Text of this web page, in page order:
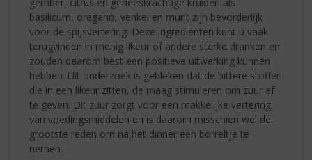
gember, citrus en geneeskrachtige kruiden als
basilicum, oregano, venkel en munt zijn bevorderlijk
voor de spijsvertering. Deze ingrediënten kunt u vaak
terugvinden in menig likeur of andere sterke dranken en
zouden daarom best een positieve uitwerking kunnen
hebben. Uit onderzoek is gebleken dat de bittere stoffen
die in een likeur zitten, de maag stimuleren om zuur af
te geven. Dit zuur zorgt voor een makkelijke vertering
van voedingsmiddelen en is daarom misschien wel de
grootste reden om na het dinner een borreltje te
nemen.